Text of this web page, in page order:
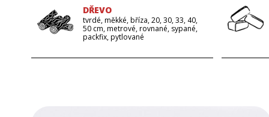
DŘEVO
tvrdé, měkké, bříza, 20, 30, 33, 40,
50 cm, metrové, rovnané, sypané,
packfix, pytlované